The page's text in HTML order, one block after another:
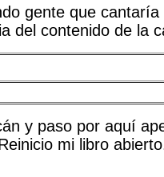
gente que
del contenido de la
y paso por aquí
mi libro